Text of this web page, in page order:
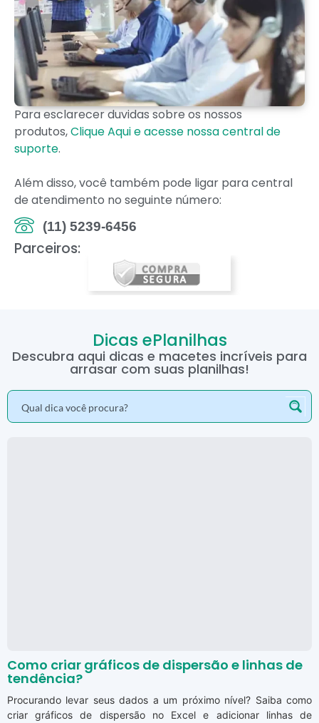
Para esclarecer duvidas sobre os nossos
produtos,Clique Aqui e acesse nossa central de
suporte.
Além disso, você também pode ligar para central
de atendimento no seguinte número:
(11) 5239-6456
Parceiros:
Dicas ePlanilhas
Descubra aqui dicas e macetes incríveis para
arrasar com suas planilhas!
Como criar gráficos de dispersão e linhas de
tendência?
Procurando levar seus dados a um próximo nível? Saiba como
criar gráficos de dispersão no Excel e adicionar linhas de